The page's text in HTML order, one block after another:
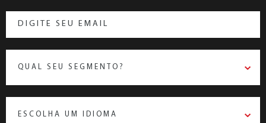
QUAL SEU SEGMENTO?
ESCOLHA UM IDIOMA